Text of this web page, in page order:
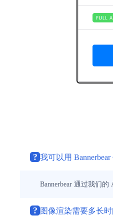
? 我可以用 Bannerbear
Bannerbear 通过我们
? 图像渲染需要多长时